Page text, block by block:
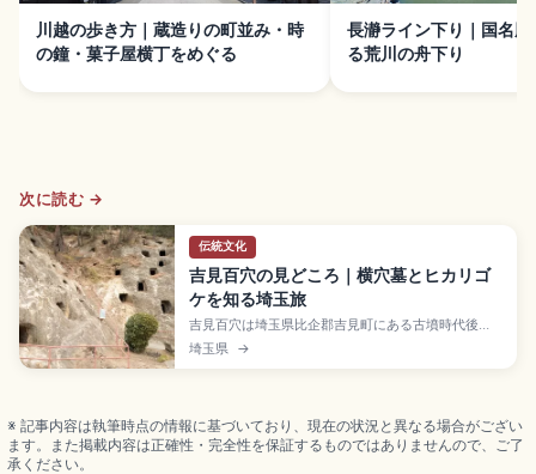
川越の歩き方｜蔵造りの町並み・時
の鐘・菓子屋横丁をめぐる
長瀞ライン下り｜国名勝
る荒川の舟下り
次に読む →
伝統文化
吉見百穴の見どころ｜横穴墓とヒカリゴ
ケを知る埼玉旅
吉見百穴は埼玉県比企郡吉見町にある古墳時代後
期〜終末期の横穴墓群で、凝灰質砂岩の岩山に219基
の横穴が確認される国の史跡。戦争末期の地下軍需
た。
埼玉県 →
※ 記事内容は執筆時点の情報に基づいており、現在の状況と異なる場合がござい
ます。また掲載内容は正確性・完全性を保証するものではありませんので、ご了
承ください。